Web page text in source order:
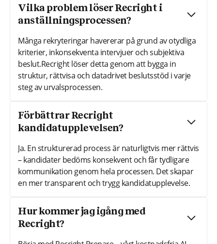
Vilka problem löser Recright i
anställningsprocessen?
Många rekryteringar havererar på grund av otydliga
kriterier, inkonsekventa intervjuer och subjektiva
beslut.Recright löser detta genom att bygga in
struktur, rättvisa och datadrivet beslutsstöd i varje
steg av urvalsprocessen.
Förbättrar Recright
kandidatupplevelsen?
Ja. En strukturerad process är naturligtvis mer rättvis
– kandidater bedöms konsekvent och får tydligare
kommunikation genom hela processen. Det skapar
en mer transparent och trygg kandidatupplevelse.
Hur kommer jag igång med
Recright?